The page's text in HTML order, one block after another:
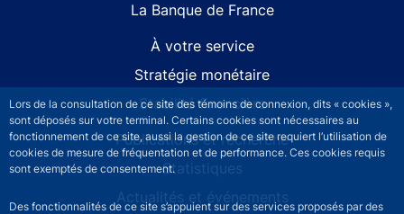
Lors de la consultation de ce site des témoins de connexion, dits « cookies »,
sont déposés sur votre terminal. Certains cookies sont nécessaires au
fonctionnement de ce site, aussi la gestion de ce site requiert l’utilisation de
cookies de mesure de fréquentation et de performance. Ces cookies requis
sont exemptés de consentement.
Des fonctionnalités de ce site s’appuient sur des services proposés par des
La Banque de France
À votre service
Stratégie monétaire
Stabilité financière
Publications et recherche
Statistiques
Actualités et événements